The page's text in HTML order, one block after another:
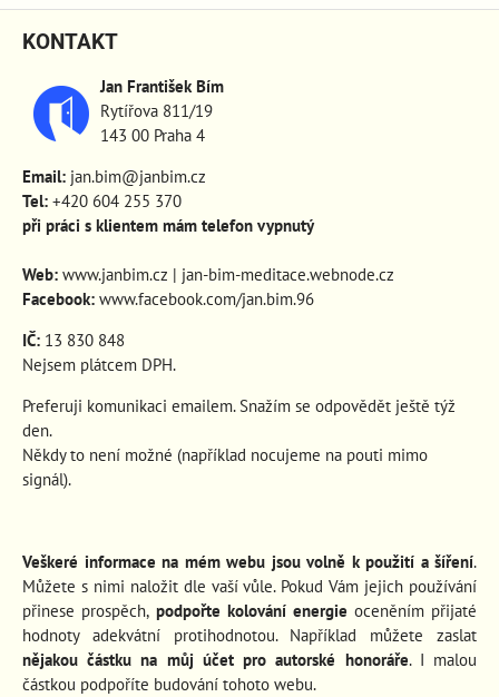
KONTAKT
Jan František Bím
Rytířova 811/19
143 00 Praha 4
Email: jan.bim@janbim.cz
Tel: +420 604 255 370
při práci s klientem mám telefon vypnutý
Web: www.janbim.cz | jan-bim-meditace.webnode.cz
Facebook: www.facebook.com/jan.bim.96
IČ: 13 830 848
Nejsem plátcem DPH.
Preferuji komunikaci emailem. Snažím se odpovědět ještě týž
den.
Někdy to není možné (například nocujeme na pouti mimo
signál).
Veškeré informace na mém webu jsou volně k použití a šíření.
Můžete s nimi naložit dle vaší vůle. Pokud Vám jejich používání
přinese prospěch, podpořte kolování energie oceněním přijaté
hodnoty adekvátní protihodnotou. Například můžete zaslat
nějakou částku na můj účet pro autorské honoráře. I malou
částkou podpoříte budování tohoto webu.